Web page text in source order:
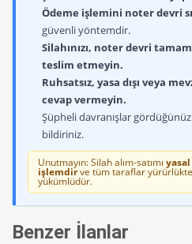
Ödeme işlemini noter devri
güvenli yöntemdir.
Silahınızı, noter devri
teslim etmeyin.
Ruhsatsız, yasa dışı veya
cevap vermeyin.
Şüpheli davranışlar
bildiriniz.
Unutmayın: Silah alım-satımı
işlemdirve tüm taraflar
yükümlüdür.
Benzer İlanlar